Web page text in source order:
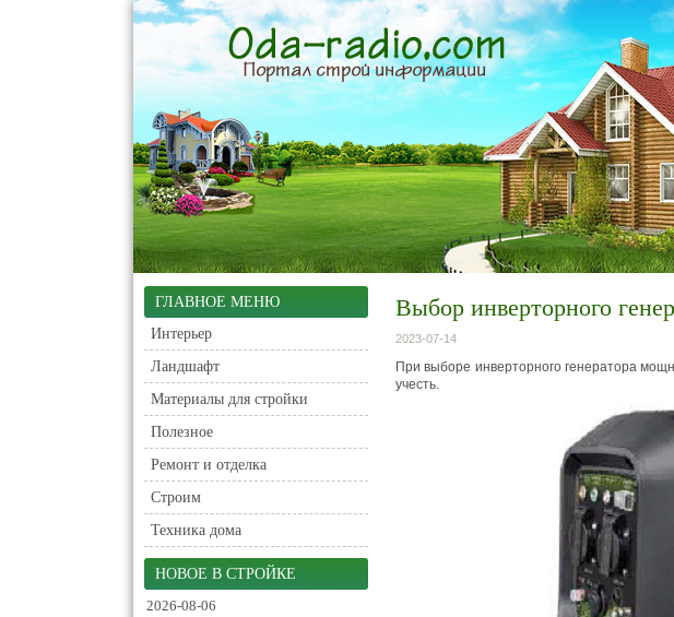
ГЛАВНОЕ МЕНЮ
Интерьер
Ландшафт
Материалы для стройки
Полезное
Ремонт и отделка
Строим
Техника дома
НОВОЕ В СТРОЙКЕ
2026-08-06
Выбор инверторного
2023-07-14
При выборе инверторного генератора
учесть.